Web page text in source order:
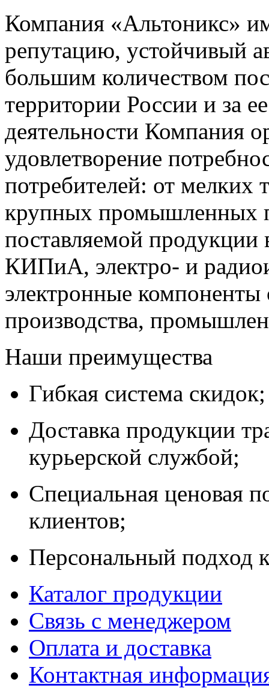
Компания «Альтоникс»
репутацию, устойчивый
большим количеством
территории России и за
деятельности Компания
удовлетворение
потребителей: от мелких
крупных промышленных
поставляемой продукции
КИПиА, электро- и
электронные компоненты
производства,
Наши преимущества
Гибкая система скидок;
Доставка продукции
курьерской службой;
Специальная ценовая
клиентов;
Персональный подход
Каталог продукции
Связь с менеджером
Оплата и доставка
Контактная